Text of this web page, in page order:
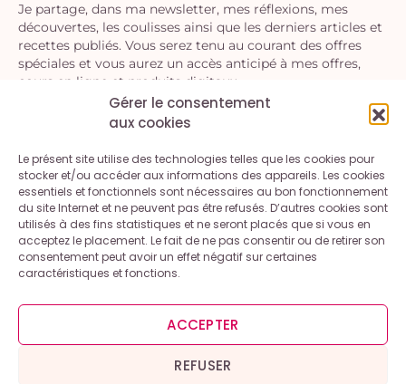
Gérer le consentement
aux cookies
Le présent site utilise des technologies telles que les cookies pour
stocker et/ou accéder aux informations des appareils. Les cookies
essentiels et fonctionnels sont nécessaires au bon fonctionnement
du site Internet et ne peuvent pas être refusés. D’autres cookies sont
utilisés à des fins statistiques et ne seront placés que si vous en
acceptez le placement. Le fait de ne pas consentir ou de retirer son
consentement peut avoir un effet négatif sur certaines
caractéristiques et fonctions.
ACCEPTER
REFUSER
Je partage, dans ma newsletter, mes réflexions, mes
découvertes, les coulisses ainsi que les derniers articles et
recettes publiés. Vous serez tenu au courant des offres
spéciales et vous aurez un accès anticipé à mes offres,
cours en ligne et produits digitaux.
En vous inscrivant, vous acceptez la politique de confidentialité.
Vous pouvez vous désinscrire à tout moment.
Mentions légales et conditions générales d’utilisation
Politique de cookies (UE)
Politique de confidentialité